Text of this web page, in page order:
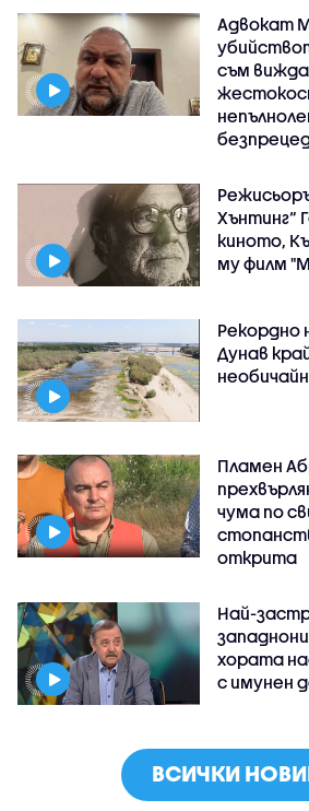
Адвокат
съм
Хънтинг“
киното,
му филм
Рекордно
Дунав
Пламен
чума по
открита
Най-
хората
с имунен
ВСИЧКИ